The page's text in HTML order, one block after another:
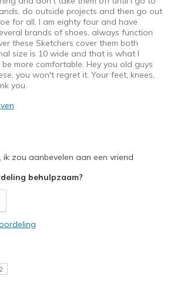
do outside projects and then go out
for all. I am eighty four and have
brands of shoes, always function
these Sketchers cover them both
size is 10 wide and that is what I
more comfortable. Hey you old guys
you won't regret it. Your feet, knees,
you.
ik zou aanbevelen aan een vriend
behulpzaam?
2